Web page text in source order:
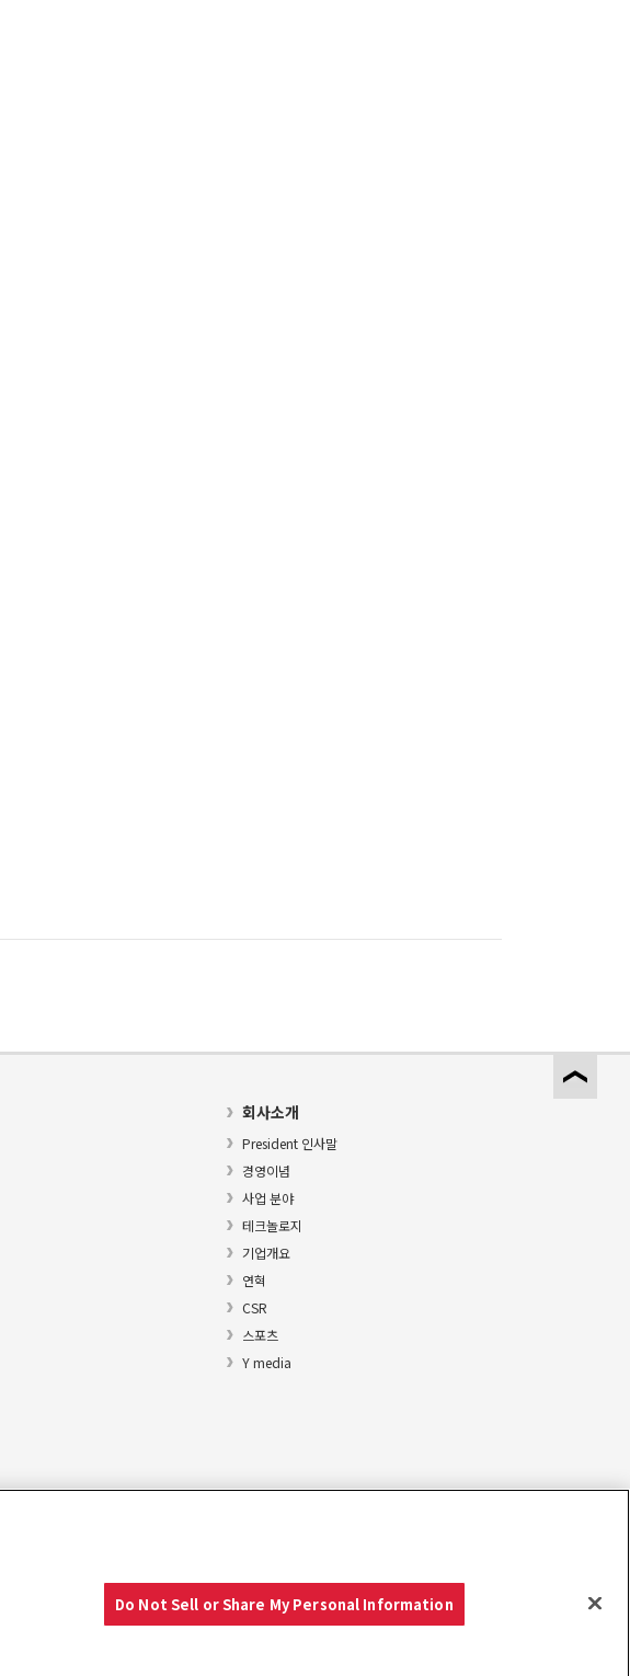
회사소개
President 인사말
경영이념
사업 분야
테크놀로지
기업개요
연혁
CSR
스포츠
Y media
Copyright © YANMAR HOLDINGS CO., LTD. All rights reserved.
Do Not Sell or Share My Personal Information